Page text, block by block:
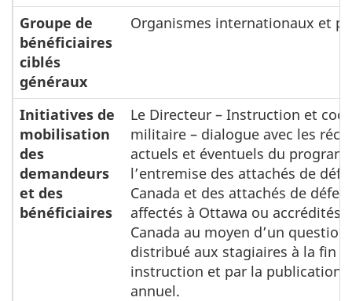
Groupe de
bénéficiaires
ciblés
généraux
Organismes internationaux et
Initiatives de
mobilisation
des
demandeurs
et des
bénéficiaires
Le Directeur – Instruction et
militaire – dialogue avec les
actuels et éventuels du
l’entremise des attachés de
Canada et des attachés de
affectés à Ottawa ou accrédités
Canada au moyen d’un
distribué aux stagiaires à la fin
instruction et par la publication
annuel.